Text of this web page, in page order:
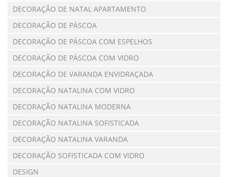
DECORAÇÃO DE NATAL APARTAMENTO
DECORAÇÃO DE PÁSCOA
DECORAÇÃO DE PÁSCOA COM ESPELHOS
DECORAÇÃO DE PÁSCOA COM VIDRO
DECORAÇÃO DE VARANDA ENVIDRAÇADA
DECORAÇÃO NATALINA COM VIDRO
DECORAÇÃO NATALINA MODERNA
DECORAÇÃO NATALINA SOFISTICADA
DECORAÇÃO NATALINA VARANDA
DECORAÇÃO SOFISTICADA COM VIDRO
DESIGN